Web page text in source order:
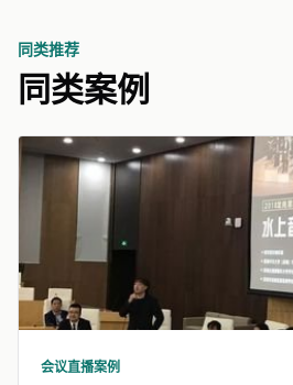
同类推荐
同类案例
会议直播案例